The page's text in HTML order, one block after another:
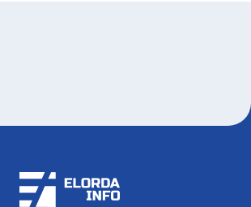
приготовили для гостей Comic Con Astana